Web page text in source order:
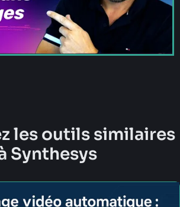
les outils similaires
Synthesys